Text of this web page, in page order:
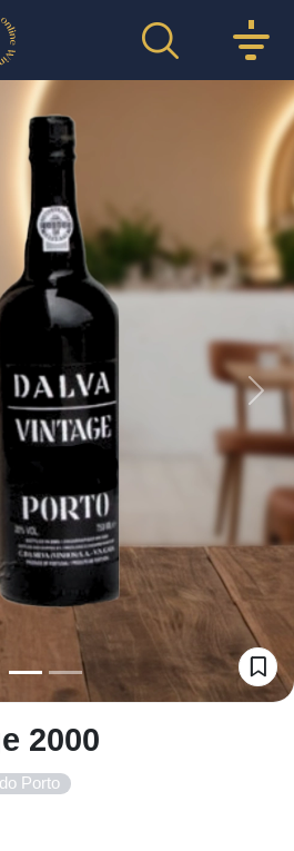
2000
Porto